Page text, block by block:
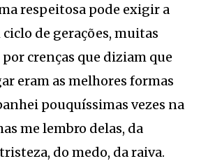
respeitosa pode exigir a
de gerações, muitas
crenças que diziam que
eram as melhores formas
pouquíssimas vezes na
me lembro delas, da
do medo, da raiva.